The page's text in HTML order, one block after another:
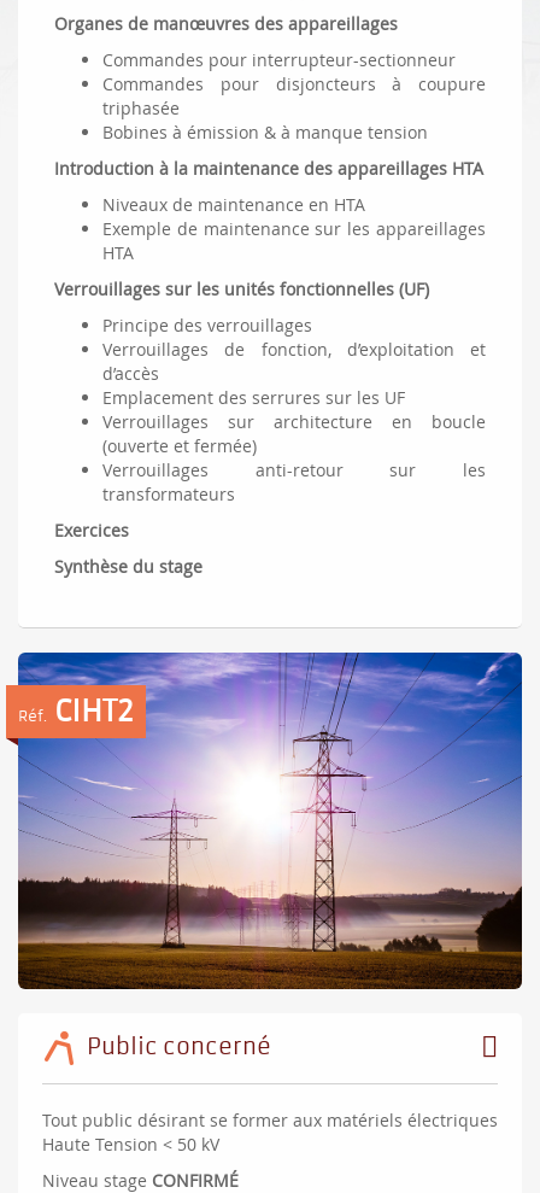
Organes de manœuvres des appareillages
Commandes pour interrupteur-sectionneur
Commandes pour disjoncteurs à coupure
triphasée
Bobines à émission & à manque tension
Introduction à la maintenance des appareillages HTA
Niveaux de maintenance en HTA
Exemple de maintenance sur les appareillages
HTA
Verrouillages sur les unités fonctionnelles (UF)
Principe des verrouillages
Verrouillages de fonction, d’exploitation et
d’accès
Emplacement des serrures sur les UF
Verrouillages sur architecture en boucle
(ouverte et fermée)
Verrouillages anti-retour sur les
transformateurs
Exercices
Synthèse du stage
Réf. CIHT2
Public concerné
Tout public désirant se former aux matériels électriques
Haute Tension < 50 kV
Niveau stage CONFIRMÉ